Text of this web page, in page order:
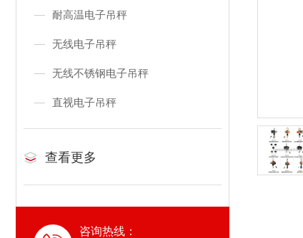
耐高温电子吊秤
无线电子吊秤
无线不锈钢电子吊秤
直视电子吊秤
查看更多
咨询热线：